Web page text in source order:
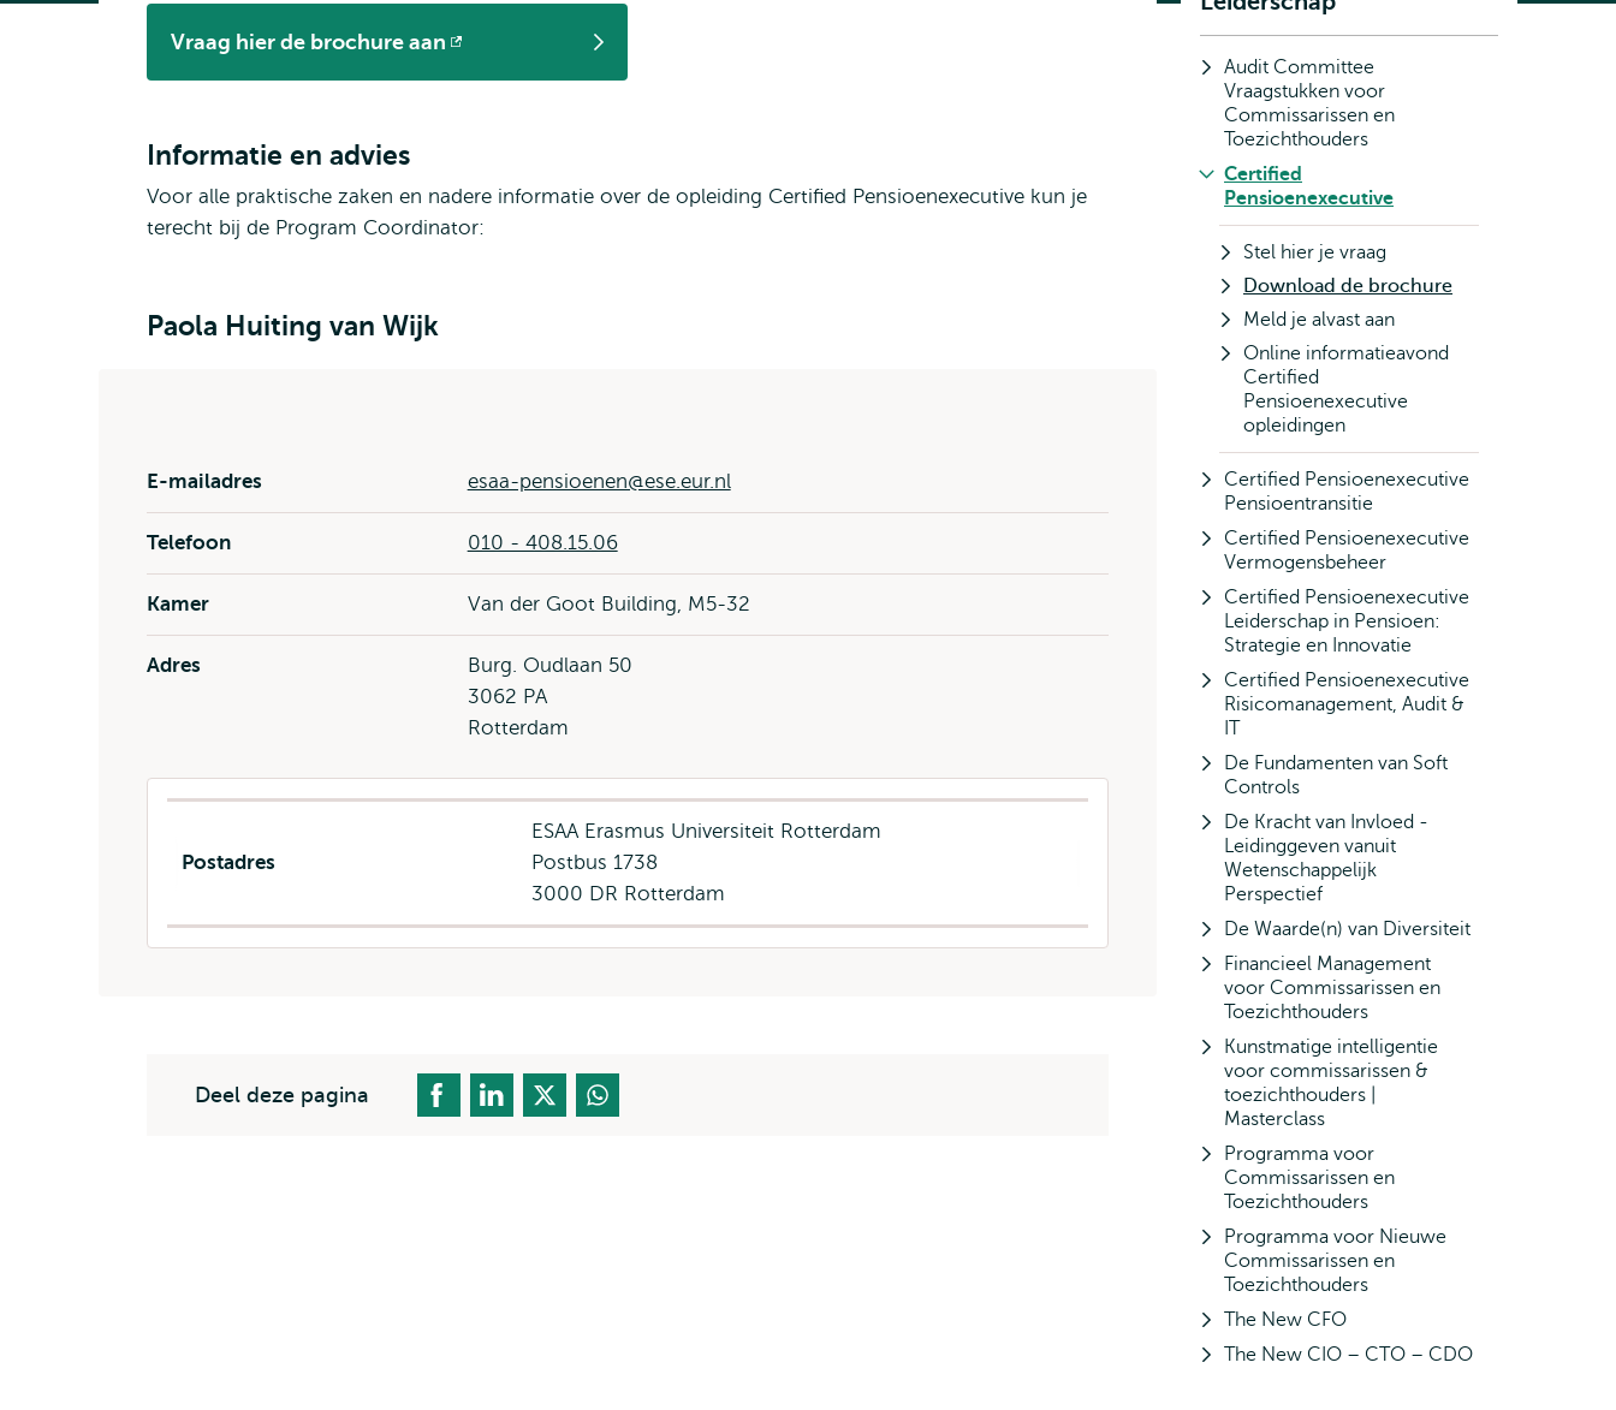
Vraag hier de brochure aan
Opent
extern
Informatie en advies
Voor alle praktische zaken en nadere informatie over de opleiding Certified Pensioenexecutive kun je
terecht bij de Program Coordinator:
Paola Huiting van Wijk
E-mailadres esaa-pensioenen@ese.eur.nl
Telefoon 010 - 408.15.06
Kamer Van der Goot Building, M5-32
Adres
Burg. Oudlaan 50
3062 PA
Rotterdam
Postadres
ESAA Erasmus Universiteit Rotterdam
Postbus 1738
3000 DR Rotterdam
Deel deze pagina
Audit Committee
Vraagstukken voor
Commissarissen en
Toezichthouders
Certified
Pensioenexecutive
Stel hier je vraag
Download de brochure
Meld je alvast aan
Online informatieavond
Certified
Pensioenexecutive
opleidingen
Certified Pensioenexecutive
Pensioentransitie
Certified Pensioenexecutive
Vermogensbeheer
Certified Pensioenexecutive
Leiderschap in Pensioen:
Strategie en Innovatie
Certified Pensioenexecutive
Risicomanagement, Audit &
IT
De Fundamenten van Soft
Controls
De Kracht van Invloed -
Leidinggeven vanuit
Wetenschappelijk
Perspectief
De Waarde(n) van Diversiteit
Financieel Management
voor Commissarissen en
Toezichthouders
Kunstmatige intelligentie
voor commissarissen &
toezichthouders |
Masterclass
Programma voor
Commissarissen en
Toezichthouders
Programma voor Nieuwe
Commissarissen en
Toezichthouders
The New CFO
The New CIO – CTO – CDO